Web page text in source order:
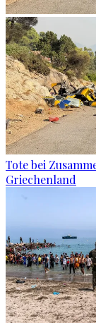
Tote bei
Griechenland